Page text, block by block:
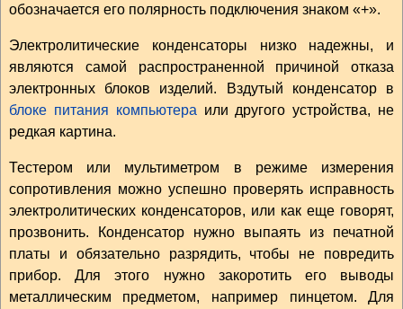
обозначается его полярность подключения знаком «+».
Электролитические конденсаторы низко надежны, и
являются самой распространенной причиной отказа
электронных блоков изделий. Вздутый конденсатор в
блоке питания компьютера или другого устройства, не
редкая картина.
Тестером или мультиметром в режиме измерения
сопротивления можно успешно проверять исправность
электролитических конденсаторов, или как еще говорят,
прозвонить. Конденсатор нужно выпаять из печатной
платы и обязательно разрядить, чтобы не повредить
прибор. Для этого нужно закоротить его выводы
металлическим предметом, например пинцетом. Для